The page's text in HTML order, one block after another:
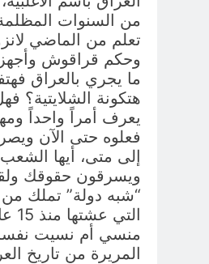
من السنوات
تعلم من الماضي
وحكم قراقوش
ما يجري بالعراق
هتكونة الشلایتية؟
يعرف أمراً واحداً
فعلوه حتى الآن
إلى متى، أيها
ويسرقون حقوقك
“شبه دولة” تملك من
منسي أم نسيت نفسك
المريرة من تاريخ